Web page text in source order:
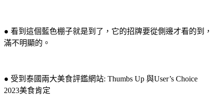
● 看到這個藍色棚子就是到了，它的招牌要從側邊才看的到，
滿不明顯的。
● 受到泰國兩大美食評鑑網站: Thumbs Up 與User’s Choice
2023美食肯定